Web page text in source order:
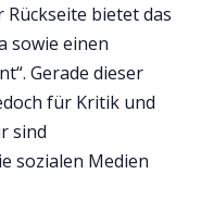
bietet das
sowie einen
Gerade dieser
für Kritik und
sind
sozialen Medien